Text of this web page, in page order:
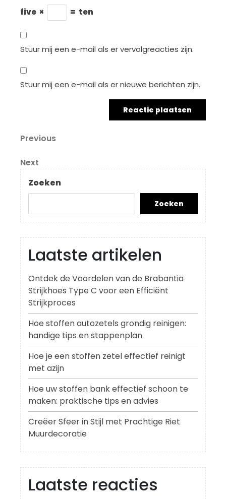
five × = ten
Stuur mij een e-mail als er vervolgreacties zijn.
Stuur mij een e-mail als er nieuwe berichten zijn.
Berichtnavigatie
Previous
Previous
Next
Post
Next
Zoeken
Zoeken
Laatste artikelen
Ontdek de Voordelen van de Brabantia
Strijkhoes Type C voor een Efficiënt
Strijkproces
Hoe stoffen autozetels grondig reinigen:
handige tips en stappenplan
Hoe je een stoffen zetel effectief reinigt
met azijn
Hoe uw stoffen bank effectief schoon te
maken: praktische tips en advies
Creëer Sfeer in Stijl met Prachtige Riet
Muurdecoratie
Laatste reacties